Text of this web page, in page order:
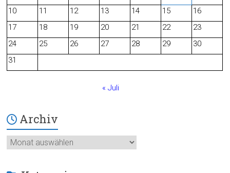
o
10
11 12 13 14 15
16
17
18 19 20 21 22
23
24
25 26 27 28 29
30
31
« Juli
Archiv
Archiv